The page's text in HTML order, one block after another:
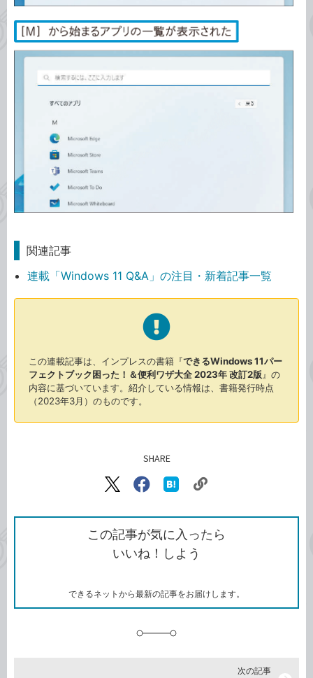
関連記事
連載「Windows 11 Q&A」の注目・新着記事一覧
この連載記事は、インプレスの書籍『できるWindows 11パー
フェクトブック困った！＆便利ワザ大全 2023年 改訂2版 』の
内容に基づいています。紹介している情報は、書籍発行時点
（2023年3月）のものです。
SHARE
X（旧
で
シ
ェ
ア
Facebook
シ
ェ
ア
な
ッ
ク
ク
ク
を
コ
この記事が気に入ったら
いいね！しよう
できるネットから最新の記事をお届けします。
次の記事